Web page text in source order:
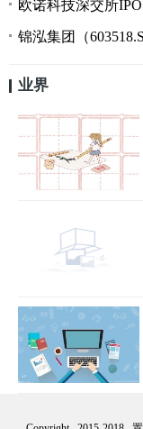
欧诺科技深交所IPO
锦泓集团（603518.SH）新注册《
业界